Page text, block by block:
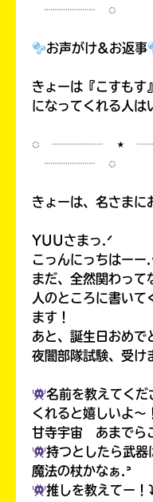
┈┈┈┈ ◌
お声がけ&お返事
きょーは『こすもす
になってくれる人は
◌ ┈┈┈┈ ⋆
┈┈┈┈ ◌
きょーは、名さまに
YUUさまっ.ᐟ
こっんにっちはーー
まだ、全然関わって
人のところに書いて
ます！
あと、誕生日おめで
夜闇部隊試験、受け
名前を教えてくだ
くれると嬉しいよ〜
甘寺宇宙 あまでら
持つとしたら武器
魔法の杖かなぁ.ᐣ
推しを教えてー！